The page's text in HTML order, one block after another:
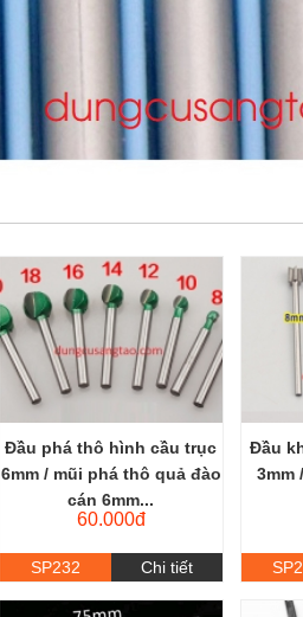
Đầu phá thô hình cầu trục
6mm / mũi phá thô quả đào
cán 6mm...
60.000đ
SP232 Chi tiết
Đầu
3mm